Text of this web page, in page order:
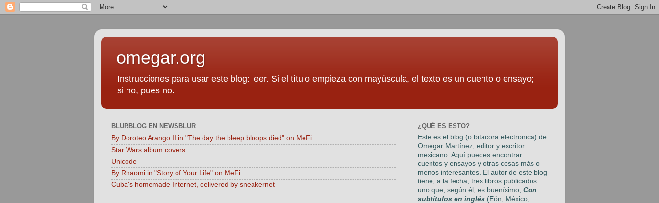
omegar.org
Instrucciones para usar este blog: leer. Si el título empieza con mayúscula, el texto es un cuento o ensayo;
si no, pues no.
BLURBLOG EN NEWSBLUR
By Doroteo Arango II in "The day the bleep bloops died" on MeFi
Star Wars album covers
Unicode
By Rhaomi in "Story of Your Life" on MeFi
Cuba's homemade Internet, delivered by sneakernet
¿QUÉ ES ESTO?
Este es el blog (o bitácora electrónica) de
Omegar Martínez , editor y escritor
mexicano. Aquí puedes encontrar
cuentos y ensayos y otras cosas más o
menos interesantes. El autor de este blog
tiene, a la fecha, tres libros publicados:
uno que, según él, es buenísimo, Con
subtítulos en inglés (Eón, México,